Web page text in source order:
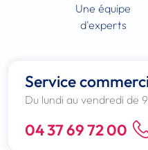
Une équipe
d'experts
Service
Du lundi au vendredi de
04 37 69 72 00